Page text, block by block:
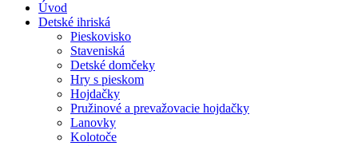
Úvod
Detské ihriská
Pieskovisko
Staveniská
Detské domčeky
Hry s pieskom
Hojdačky
Pružinové a prevažovacie hojdačky
Lanovky
Kolotoče